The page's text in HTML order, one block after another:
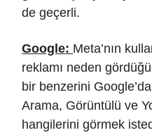
de geçerli.
Google: Meta’nın
reklamı neden
bir benzerini Google’da
Arama, Görüntülü ve
hangilerini görmek